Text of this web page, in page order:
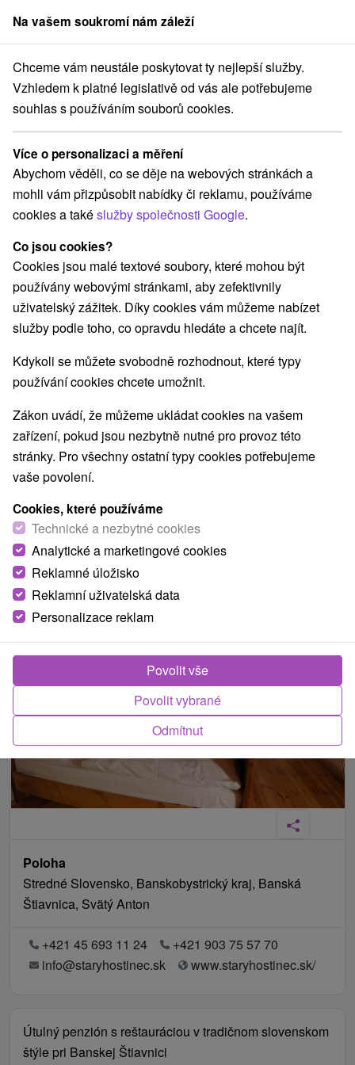
člen skupinySorger
kraj Svätý Anton Penzión Starý Hostinec Svätý Anton
Penzión Starý Hostinec Svätý
Anton
Svätý Anton
Rezervovat přes booking
REZERVACE A VÝBĚR POBYTU
Kontaktujte přímo ubytovatele.
Navigovat do místa
Poloha
Stredné Slovensko, Banskobystrický kraj, Banská
Štiavnica, Svätý Anton
+421 45 693 11 24
+421 903 75 57 70
info@staryhostinec.sk
www.staryhostinec.sk/
Útulný penzión s reštauráciou v tradičnom slovenskom
štýle pri Banskej Štiavnici
Na vašem soukromí nám záleží
Chceme vám neustále poskytovat ty nejlepší služby.
Vzhledem k platné legislativě od vás ale potřebujeme
souhlas s používáním souborů cookies.
Více o personalizaci a měření
Abychom věděli, co se děje na webových stránkách a
mohli vám přizpůsobit nabídky či reklamu, používáme
cookies a takéslužby společnosti Google.
Co jsou cookies?
Cookies jsou malé textové soubory, které mohou být
používány webovými stránkami, aby zefektivnily
uživatelský zážitek. Díky cookies vám můžeme nabízet
služby podle toho, co opravdu hledáte a chcete najít.
Kdykoli se můžete svobodně rozhodnout, které typy
používání cookies chcete umožnit.
Zákon uvádí, že můžeme ukládat cookies na vašem
zařízení, pokud jsou nezbytně nutné pro provoz této
stránky. Pro všechny ostatní typy cookies potřebujeme
vaše povolení.
Cookies, které používáme
Technické a nezbytné cookies
Analytické a marketingové cookies
Reklamné úložisko
Reklamní uživatelská data
Personalizace reklam
Odmítnut
Povolit vybrané
Povolit vše